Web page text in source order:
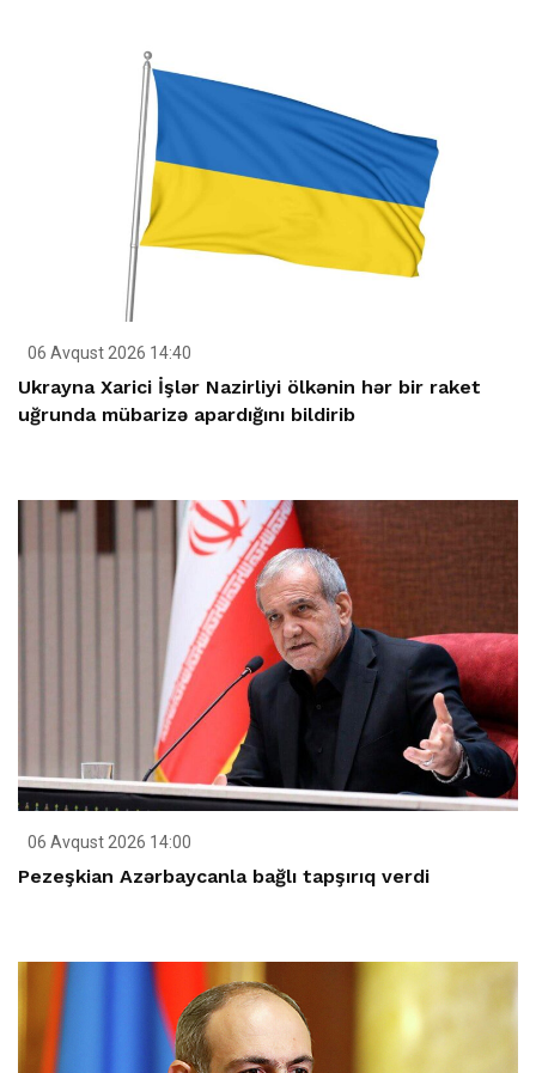
06 Avqust 2026 14:40
Ukrayna Xarici İşlər Nazirliyi ölkənin hər bir raket
uğrunda mübarizə apardığını bildirib
06 Avqust 2026 14:00
Pezeşkian Azərbaycanla bağlı tapşırıq verdi